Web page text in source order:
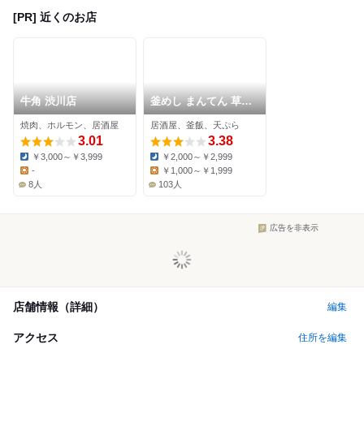
[PR] 近くのお店
牛角 渋川店
焼肉、ホルモン、居酒屋
3.01
Dinner:
￥3,000～￥3,999
Lunch:
-
8人
釜めし まんてん 草津
湯畑 弐番館
居酒屋、釜飯、天ぷら
3.38
Dinner:
￥2,000～￥2,999
￥1,000～￥1,999
103人
広告を非表示
店舗情報（詳細） 編集
アクセス 住所を編集